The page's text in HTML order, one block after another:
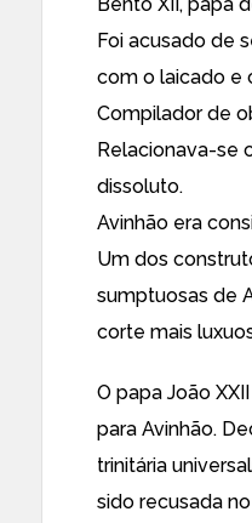
Foi acusado de
com o laicado e
Compilador de
Relacionava-se
dissoluto.
Avinhão era
Um dos
sumptuosas de
corte mais
O papa João
para Avinhão.
trinitária
sido recusada